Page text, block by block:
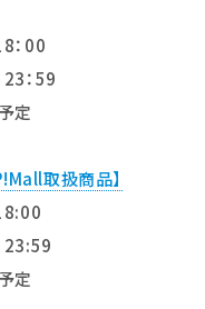
：00
：59
定
取扱商品】
23:59
定